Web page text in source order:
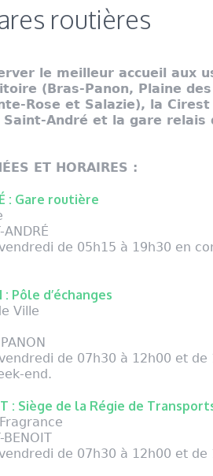
routières
le meilleur accueil aux
(Bras-Panon, Plaine
Rose et Salazie), la
André et la gare relais
ET HORAIRES :
: Gare routière
de 05h15 à 19h30 en
: Pôle d’échanges
Ville
de 07h30 à 12h00 et de
end.
: Siège de la Régie de
de 07h30 à 12h00 et de